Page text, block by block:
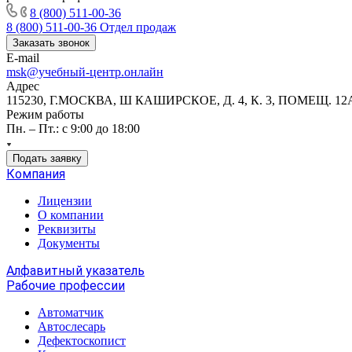
8 (800) 511-00-36
8 (800) 511-00-36 Отдел продаж
Заказать звонок
E-mail
msk@учебный-центр.онлайн
Адрес
115230, Г.МОСКВА, Ш КАШИРСКОЕ, Д. 4, К. 3, ПОМЕЩ.
Режим работы
Пн. – Пт.: с 9:00 до 18:00
Подать заявку
Компания
Лицензии
О компании
Реквизиты
Документы
Алфавитный указатель
Рабочие профессии
Автоматчик
Автослесарь
Дефектоскопист